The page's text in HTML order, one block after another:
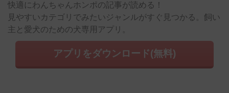
快適にわんちゃんホンポの記事が読める！
見やすいカテゴリでみたいジャンルがすぐ見つかる。飼い
主と愛犬のための犬専用アプリ。
アプリをダウンロード(無料)